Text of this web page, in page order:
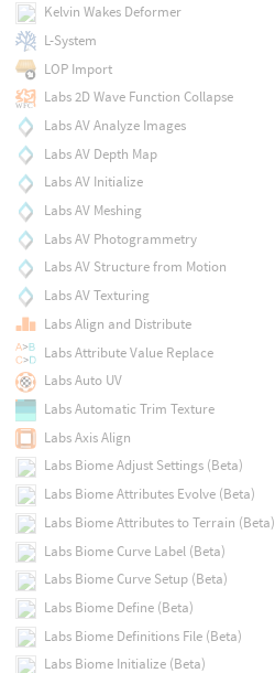
Kelvin Wakes Deformer
L-System
LOP Import
Labs 2D Wave Function Collapse
Labs AV Analyze Images
Labs AV Depth Map
Labs AV Initialize
Labs AV Meshing
Labs AV Photogrammetry
Labs AV Structure from Motion
Labs AV Texturing
Labs Align and Distribute
Labs Attribute Value Replace
Labs Auto UV
Labs Automatic Trim Texture
Labs Axis Align
Labs Biome Adjust Settings (Beta)
Labs Biome Attributes Evolve (Beta)
Labs Biome Attributes to Terrain (Beta)
Labs Biome Curve Label (Beta)
Labs Biome Curve Setup (Beta)
Labs Biome Define (Beta)
Labs Biome Definitions File (Beta)
Labs Biome Initialize (Beta)